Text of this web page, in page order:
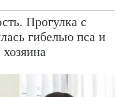
Прогулка с
гибелью пса и